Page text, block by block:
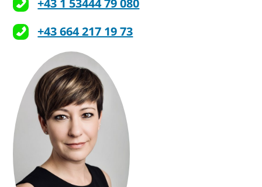
+43 1 53444 79 080
+43 664 217 19 73